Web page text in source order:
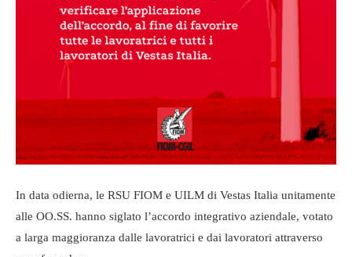
In data odierna, le RSU FIOM e UILM di Vestas Italia unitamente
alle OO.SS. hanno siglato l’accordo integrativo aziendale, votato
a larga maggioranza dalle lavoratrici e dai lavoratori attraverso